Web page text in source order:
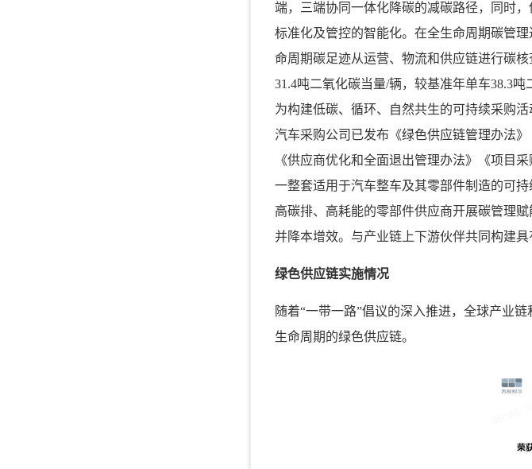
端，三端协同一体化降碳的减碳路径，同时
标准化及管控的智能化。在全生命周期碳管
命周期碳足迹从运营、物流和供应链进行碳
31.4吨二氧化碳当量/辆，较基准年单车38.3吨
为构建低碳、循环、自然共生的可持续采购
汽车采购公司已发布《绿色供应链管理办法
《供应商优化和全面退出管理办法》《项目
一整套适用于汽车整车及其零部件制造的可
高碳排、高耗能的零部件供应商开展碳管理
并降本增效。与产业链上下游伙伴共同构建具
绿色供应链实施情况
随着“一带一路”倡议的深入推进，全球产业
生命周期的绿色供应链。